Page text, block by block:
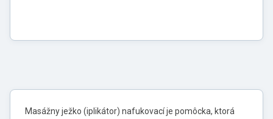
Masážny ježko (iplikátor) nafukovací je pomôcka, ktorá